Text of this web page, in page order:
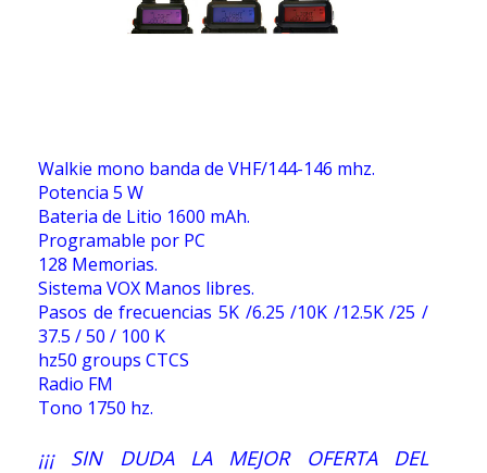
Walkie mono banda de VHF/144-146 mhz.
Potencia 5 W
Bateria de Litio 1600 mAh.
Programable por PC
128 Memorias.
Sistema VOX Manos libres.
Pasos de frecuencias 5K /6.25 /10K /12.5K /25 /
37.5 / 50 / 100 K
hz50 groups CTCS
Radio FM
Tono 1750 hz.
¡¡¡ SIN DUDA LA MEJOR OFERTA DEL